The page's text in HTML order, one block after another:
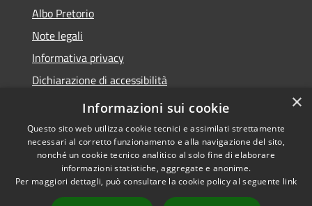
Albo Pretorio
Note legali
Informativa privacy
Dichiarazione di accessibilità
Obiettivi di accessibilità
Accessibilità
Copyright © 2026 • Comune di
San Giorgio Bigarello •
×
Informazioni sui cookie
Questo sito web utilizza cookie tecnici e assimilati strettamente
necessari al corretto funzionamento e alla navigazione del sito,
nonché un cookie tecnico analitico al solo fine di elaborare
informazioni statistiche, aggregate e anonime.
Per maggiori dettagli, può consultare la cookie policy al seguente link